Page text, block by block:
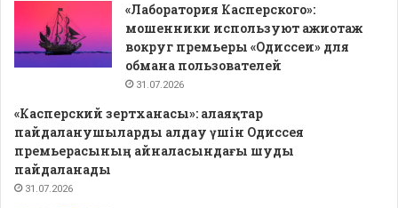
«Лаборатория Касперского»:
мошенники используют ажиотаж
вокруг премьеры «Одиссеи» для
обмана пользователей
31.07.2026
«Касперский зертханасы»: алаяқтар
пайдаланушыларды алдау үшін Одиссея
премьерасының айналасындағы шуды
пайдаланады
31.07.2026